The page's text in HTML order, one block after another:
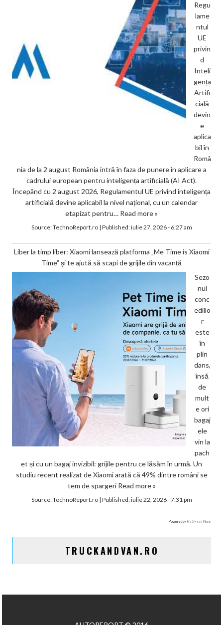
Regu
lame
ntul
UE
privin
d
Inteli
gența
Artifi
cială
devin
e
aplica
bil în
Româ
nia de la 2 august România intră în faza de punere în aplicare a
cadrului european pentru inteligența artificială (AI Act).
Începând cu 2 august 2026, Regulamentul UE privind inteligența
artificială devine aplicabil la nivel național, cu un calendar
etapizat pentru… Read more »
Source:TechnoReport.ro| Published:iulie 27, 2026 - 6:27 am
Liber la timp liber: Xiaomi lansează platforma „Me Time is Xiaomi
Time” și te ajută să scapi de grijile din vacanță
Sezo
nul
conc
ediilo
r
este
în
plin
dans,
însă
de
mult
e ori
bagaj
ele
vin la
pach
et și cu un bagaj invizibil: grijile pentru ce lăsăm în urmă. Un
studiu recent realizat de Xiaomi arată că 49% dintre români se
tem de spargeri Read more »
Source:TechnoReport.ro| Published:iulie 22, 2026 - 7:31 pm
Powered by RSS Feed Plugin
TRUCKANDVAN.RO